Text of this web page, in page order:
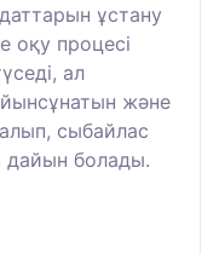
ұстану
оқу процесі
ал
және
сыбайлас
дайын болады.